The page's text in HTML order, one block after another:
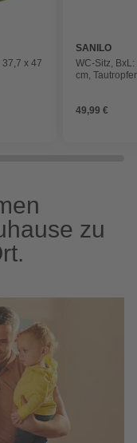
37,7 x 47
SANILO
WC-Sitz,
cm,
49,99 €
zu